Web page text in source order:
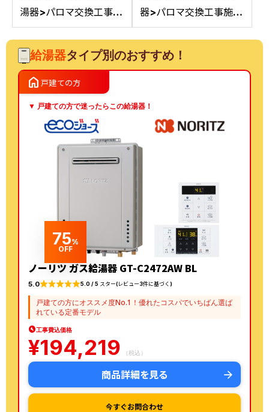
湯器>パロマ交換工事施
工事例：ノーリツGT-
2050AWXからパロマ
FH-E2022SAWLへの
交換
器>パロマ交換工事施工
事例：ノーリツGT-
C2042SAWXからパロ
マFH-E2022SAWL
給湯器タイプ別のおすすめ！
home 戸建ての方
▼ 戸建ての方で迷ったらこの給湯器！
75%
OFF
ノーリツ ガス給湯器 GT-C2472AW BL
5.0 5.0 / 5 スター(レビュー3件に基づく)
戸建ての方にオススメ度No.1！優れたコスパでいちばん選ば
れている定番モデル
工事費込価格
¥194,219 （税込）
商品詳細を見る
今すぐお問合わせ